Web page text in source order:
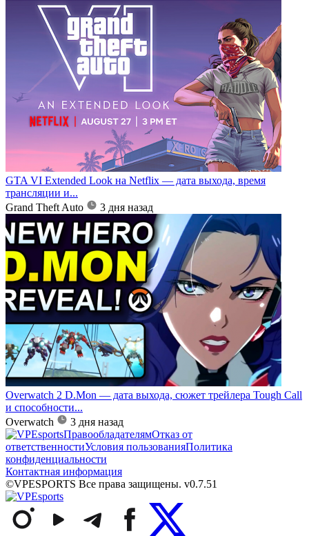
GTA VI Extended Look на Netflix — дата выхода, время
трансляции и...
Grand Theft Auto
3 дня назад
Overwatch 2 D.Mon — дата выхода, сюжет трейлера Tough Call
и способности...
Overwatch
3 дня назад
ПравообладателямОтказ от
ответственностиУсловия пользованияПолитика
конфиденциальности
Контактная информация
©VPESPORTS Все права защищены. v0.7.51